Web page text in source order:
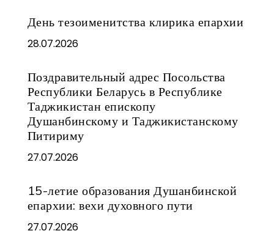
День тезоименитства клирика епархии
28.07.2026
Поздравительный адрес Посольства
Республики Беларусь в Республике
Таджикистан епископу
Душанбинскому и Таджикистанскому
Питириму
27.07.2026
15-летие образования Душанбинской
епархии: вехи духовного пути
27.07.2026